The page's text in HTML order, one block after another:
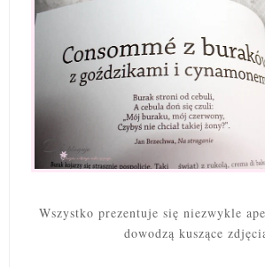
Wszystko prezentuje się niezwykle
dowodzą kuszące